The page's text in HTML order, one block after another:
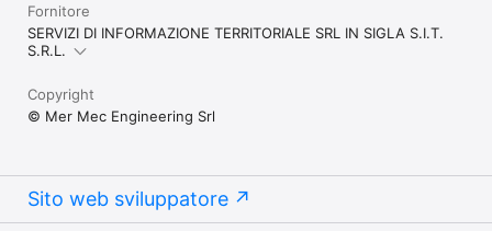
Fornitore
SERVIZI DI INFORMAZIONE TERRITORIALE SRL IN SIGLA S.I.T.
S.R.L.
Copyright
© Mer Mec Engineering Srl
Sito web sviluppatore